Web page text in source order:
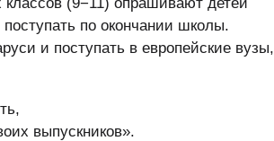
по окончании школы.
и поступать в европейские вузы,
выпускников».